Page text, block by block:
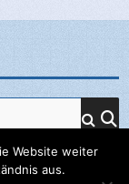
Website weiter
aus.